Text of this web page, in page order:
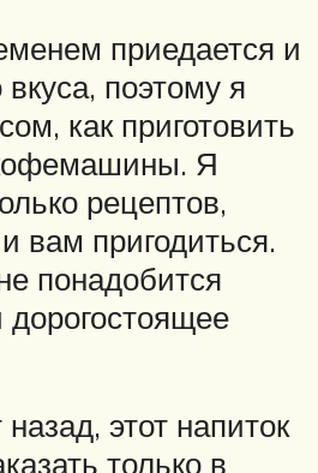
приедается и
вкуса, поэтому я
как приготовить
Я
рецептов,
вам пригодиться.
понадобится
этот напиток
только в